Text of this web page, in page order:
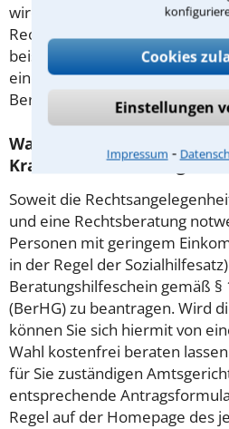
Cookies
Einstellungen
Impressum ⁃
wird die Beratungsgebühr auf
Rechtsanwalts angerechnet.
beispielsweise aufgrund des
einem Prozess kommen, so
Beratungsgebühr nicht mehr
Was tun wenn ich mir
Soweit die
und eine Rechtsberatung
Personen mit geringem
in der Regel der
Beratungshilfeschein gemäß
(BerHG) zu beantragen. Wird
können Sie sich hiermit von
Wahl kostenfrei beraten
für Sie zuständigen
entsprechende
Regel auf der Homepage des